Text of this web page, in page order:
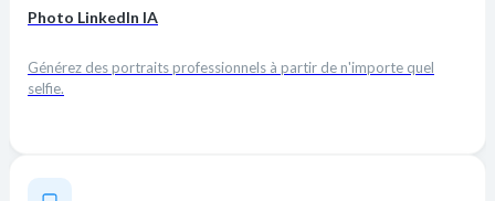
Photo LinkedIn IA
Générez des portraits professionnels à partir de n'importe quel
selfie.